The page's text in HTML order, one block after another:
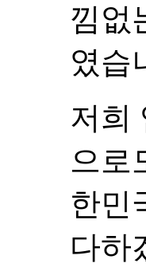
낌없
였습
저희
으로
한민
다하